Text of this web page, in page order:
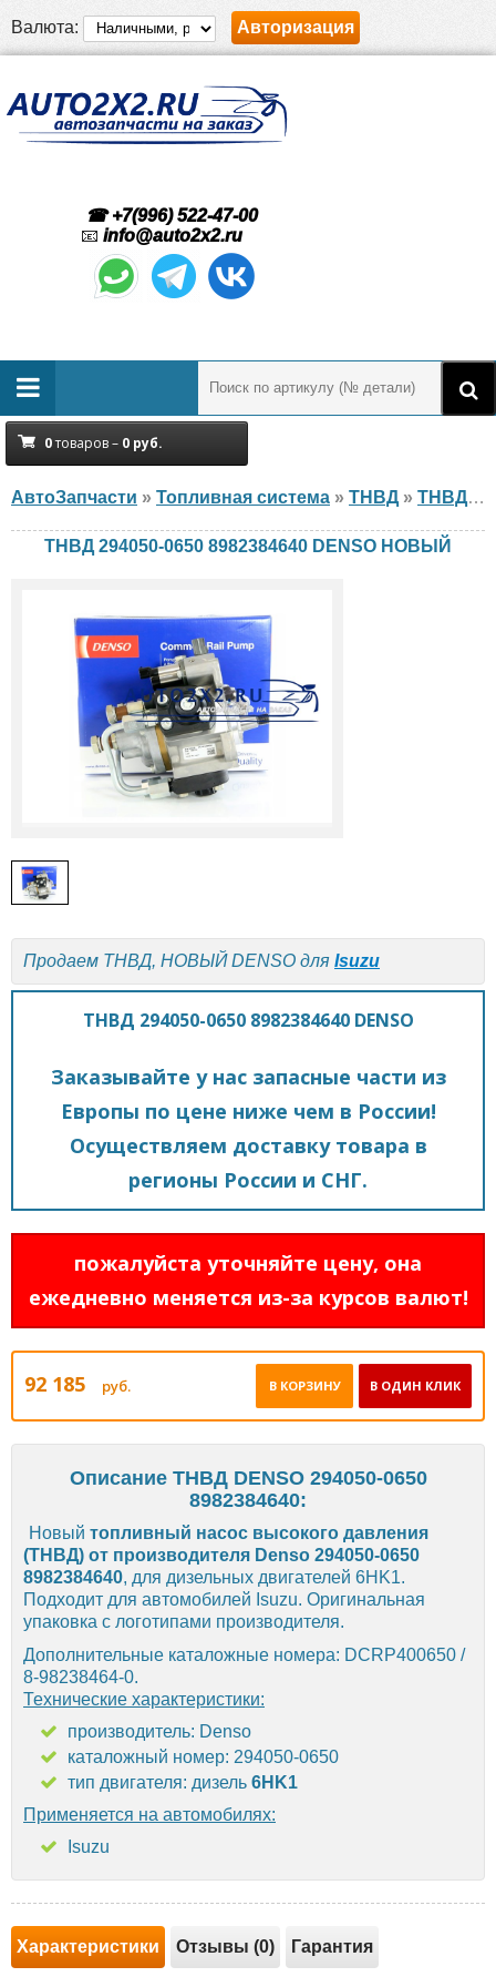
Валюта: Авторизация
☎ +7(996) 522-47-00
📧 info@auto2x2.ru
0товаров – 0 руб.
АвтоЗапчасти » Топливная система » ТНВД » ТНВД DENSO
ТНВД 294050-0650 8982384640 DENSO НОВЫЙ
Продаем ТНВД, НОВЫЙ DENSO для Isuzu
ТНВД 294050-0650 8982384640 DENSO
Заказывайте у нас запасные части из
Европы по цене ниже чем в России!
Осуществляем доставку товара в
регионы России и СНГ.
пожалуйста уточняйте цену, она
ежедневно меняется из-за курсов валют!
92 185 руб. В ОДИН КЛИК
В КОРЗИНУ
Описание ТНВД DENSO 294050-0650
8982384640:
Новый топливный насос высокого давления
(ТНВД) от производителя Denso 294050-0650
8982384640, для дизельных двигателей 6HK1.
Подходит для автомобилей Isuzu. Оригинальная
упаковка с логотипами производителя.
Дополнительные каталожные номера: DCRP400650 /
8-98238464-0.
Технические характеристики:
производитель: Denso
каталожный номер: 294050-0650
тип двигателя: дизель 6HK1
Применяется на автомобилях:
Isuzu
Характеристики Отзывы (0) Гарантия